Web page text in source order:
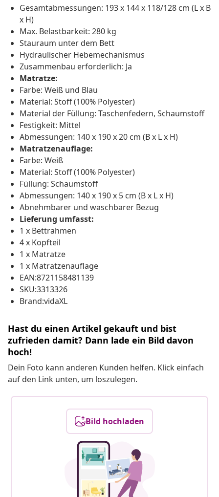
Gesamtabmessungen: 193 x 144 x 118/128 cm (L x B
x H)
Max. Belastbarkeit: 280 kg
Stauraum unter dem Bett
Hydraulischer Hebemechanismus
Zusammenbau erforderlich: Ja
Matratze:
Farbe: Weiß und Blau
Material: Stoff (100% Polyester)
Material der Füllung: Taschenfedern, Schaumstoff
Festigkeit: Mittel
Abmessungen: 140 x 190 x 20 cm (B x L x H)
Matratzenauflage:
Farbe: Weiß
Material: Stoff (100% Polyester)
Füllung: Schaumstoff
Abmessungen: 140 x 190 x 5 cm (B x L x H)
Abnehmbarer und waschbarer Bezug
Lieferung umfasst:
1 x Bettrahmen
4 x Kopfteil
1 x Matratze
1 x Matratzenauflage
EAN:8721158481139
SKU:3313326
Brand:vidaXL
Hast du einen Artikel gekauft und bist
zufrieden damit? Dann lade ein Bild davon
hoch!
Dein Foto kann anderen Kunden helfen. Klick einfach
auf den Link unten, um loszulegen.
Bild hochladen